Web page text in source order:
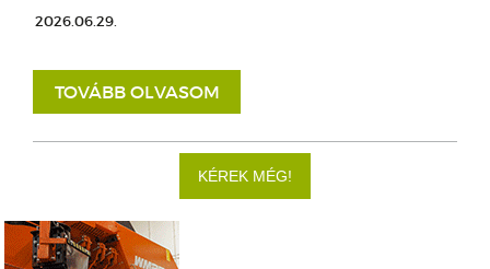
2026.06.29.
TOVÁBB OLVASOM
KÉREK MÉG!